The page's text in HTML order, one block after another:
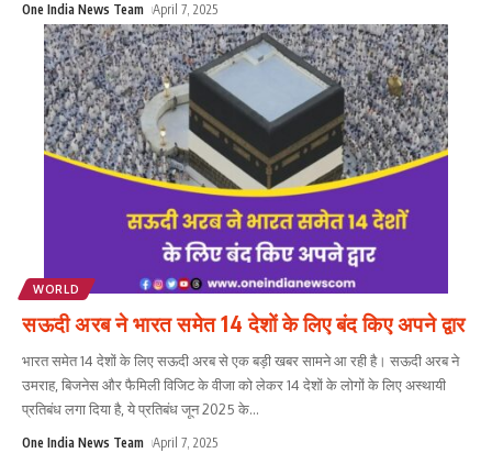
One India News Team April 7, 2025
WORLD
सऊदी अरब ने भारत समेत 14 देशों के लिए बंद किए अपने द्वार
भारत समेत 14 देशों के लिए सऊदी अरब से एक बड़ी खबर सामने आ रही है। सऊदी अरब ने
उमराह, बिजनेस और फैमिली विजिट के वीजा को लेकर 14 देशों के लोगों के लिए अस्थायी
प्रतिबंध लगा दिया है, ये प्रतिबंध जून 2025 के...
One India News Team April 7, 2025